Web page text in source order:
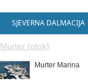
SJEVERNA DALMACIJA
Murter (otok)
Murter Marina